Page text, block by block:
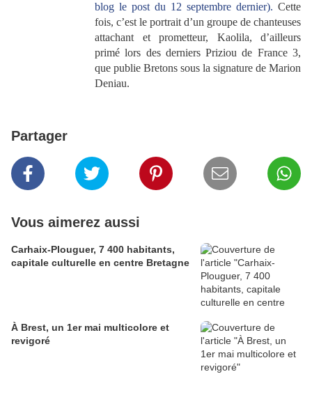
blog le post du 12 septembre dernier). Cette
fois, c’est le portrait d’un groupe de chanteuses
attachant et prometteur, Kaolila, d’ailleurs
primé lors des derniers Priziou de France 3,
que publie Bretons sous la signature de Marion
Deniau.
Partager
Vous aimerez aussi
Carhaix-Plouguer, 7 400 habitants,
capitale culturelle en centre Bretagne
À Brest, un 1er mai multicolore et
revigoré